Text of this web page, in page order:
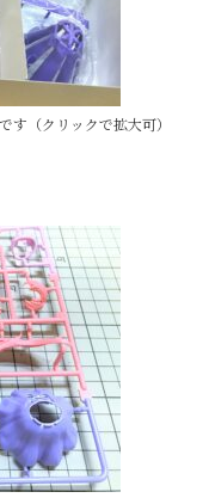
す（クリックで拡大可）